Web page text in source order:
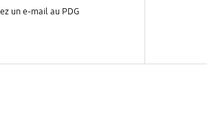
un e-mail au PDG